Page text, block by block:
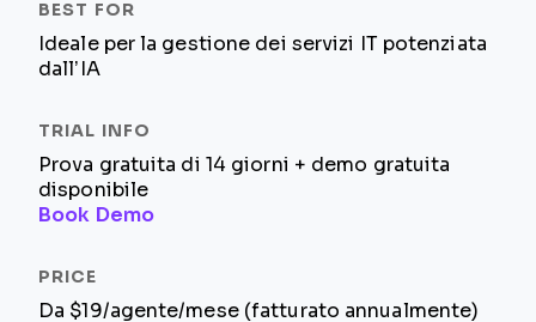
Ideale per la gestione dei servizi IT potenziata
dall’IA
Prova gratuita di 14 giorni + demo gratuita
disponibile
Book Demo
Da $19/agente/mese (fatturato annualmente)